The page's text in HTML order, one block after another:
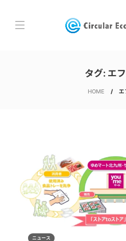
タグ: エ
HOME エ
ニュース